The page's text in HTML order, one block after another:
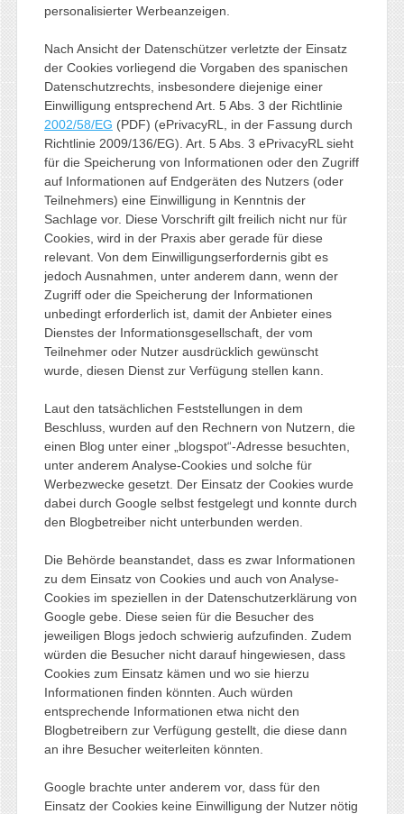
personalisierter Werbeanzeigen.
Nach Ansicht der Datenschützer verletzte der Einsatz
der Cookies vorliegend die Vorgaben des spanischen
Datenschutzrechts, insbesondere diejenige einer
Einwilligung entsprechend Art. 5 Abs. 3 der Richtlinie
2002/58/EG (PDF) (ePrivacyRL, in der Fassung durch
Richtlinie 2009/136/EG). Art. 5 Abs. 3 ePrivacyRL sieht
für die Speicherung von Informationen oder den Zugriff
auf Informationen auf Endgeräten des Nutzers (oder
Teilnehmers) eine Einwilligung in Kenntnis der
Sachlage vor. Diese Vorschrift gilt freilich nicht nur für
Cookies, wird in der Praxis aber gerade für diese
relevant. Von dem Einwilligungserfordernis gibt es
jedoch Ausnahmen, unter anderem dann, wenn der
Zugriff oder die Speicherung der Informationen
unbedingt erforderlich ist, damit der Anbieter eines
Dienstes der Informationsgesellschaft, der vom
Teilnehmer oder Nutzer ausdrücklich gewünscht
wurde, diesen Dienst zur Verfügung stellen kann.
Laut den tatsächlichen Feststellungen in dem
Beschluss, wurden auf den Rechnern von Nutzern, die
einen Blog unter einer „blogspot“-Adresse besuchten,
unter anderem Analyse-Cookies und solche für
Werbezwecke gesetzt. Der Einsatz der Cookies wurde
dabei durch Google selbst festgelegt und konnte durch
den Blogbetreiber nicht unterbunden werden.
Die Behörde beanstandet, dass es zwar Informationen
zu dem Einsatz von Cookies und auch von Analyse-
Cookies im speziellen in der Datenschutzerklärung von
Google gebe. Diese seien für die Besucher des
jeweiligen Blogs jedoch schwierig aufzufinden. Zudem
würden die Besucher nicht darauf hingewiesen, dass
Cookies zum Einsatz kämen und wo sie hierzu
Informationen finden könnten. Auch würden
entsprechende Informationen etwa nicht den
Blogbetreibern zur Verfügung gestellt, die diese dann
an ihre Besucher weiterleiten könnten.
Google brachte unter anderem vor, dass für den
Einsatz der Cookies keine Einwilligung der Nutzer nötig